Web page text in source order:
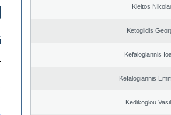
Kleitos
Ketoglidis
Kefalogiannis
Kefalogiannis
Kedikoglou